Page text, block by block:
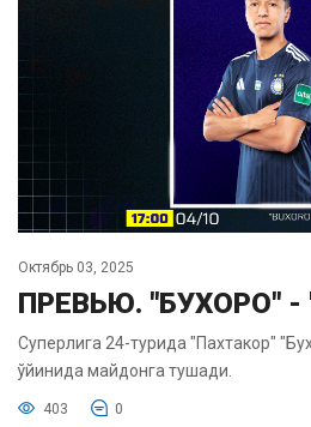
Октябрь 03, 2025
ПРЕВЬЮ. "БУХОРО" -
Суперлига 24-турида "Пахтакор"
ўйинида майдонга тушади.
403 0